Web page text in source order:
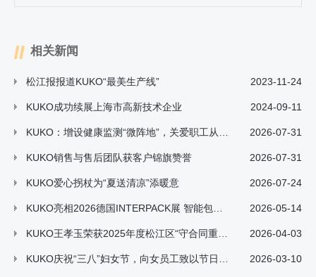
相关新闻
松江报报道KUKO“最美生产线” 2023-11-24
KUKO成功续展上海市高新技术企业 2024-09-11
2026-07-31
KUKO​销售与售后团队获客户锦旗赞誉 2026-07-31
KUKO爱心拐杖为“夏送清凉”添暖意 2026-07-24
2026-05-14
2026-04-03
2026-03-10